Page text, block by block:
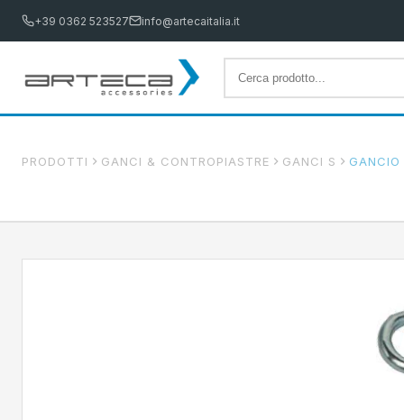
+39 0362 523527 info@artecaitalia.it
PRODOTTI GANCI & CONTROPIASTRE GANCI S